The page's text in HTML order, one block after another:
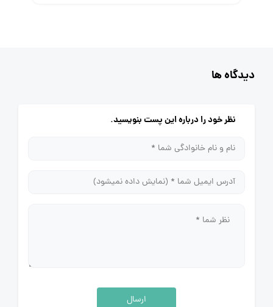
دیدگاه ها
نظر خود را درباره این پست بنویسید.
ارسال